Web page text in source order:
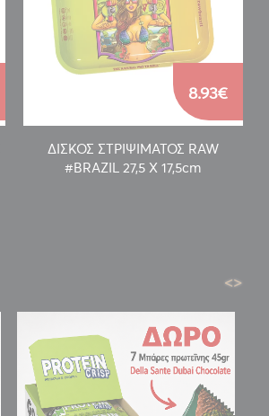
ΔΙΣΚΟΣ ΣΤΡΙΨΙΜΑΤΟΣ RAW
#BRAZIL 27,5 Χ 17,5cm
8.93€
<>